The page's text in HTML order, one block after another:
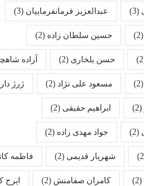
عبدالعزیز فرمانفرماییان(3)
حسین سلطان زاده(2)
حسن بلخاری(2) آزاده شاهچراغی(2)
مسعود علی نژاد(2) ژرژ دارش (2)
ابراهیم حقیقی(2)
جواد مهدی زاده(2)
شهریار قدیمی(2) فاطمه کاتب(2)
کامران صفامنش(2) ایرج کلانتری (2)